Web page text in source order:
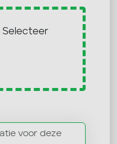
Selecteer